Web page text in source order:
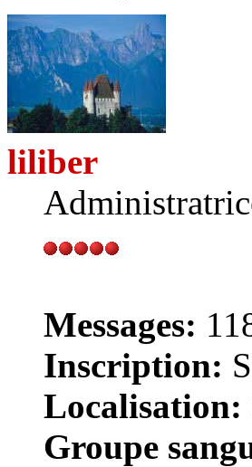
liliber
Messages:
Inscription:
Localisation:
Groupe